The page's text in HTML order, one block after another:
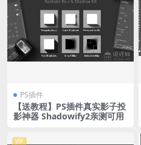
PS插件
【送教程】PS插件真实影子投
影神器 Shadowify2亲测可用
VIP